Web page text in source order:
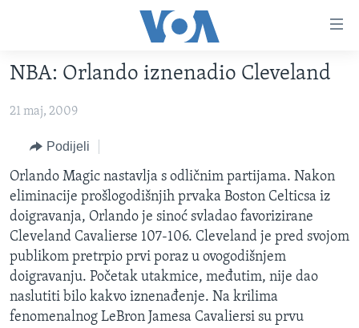
glavni
Pređi
navigaciju
Idi
na
pretragu
VIDEO
FOTOGRAFIJE DANA
VIJESTI
SJEDINJENE AMERIČKE DRŽAVE
BOSNA I HERCEGOVINA
SVIJET
NAUKA I TEHNOLOGIJA
SPECIJALNI PROJEKTI
KORUPCIJA
SLOBODA MEDIJA
ŽENSKA STRANA
NBA: Orlando iznenadio Cleveland
21 maj, 2009
Podijeli
Orlando Magic nastavlja s odličnim partijama. Nakon
eliminacije prošlogodišnjih prvaka Boston Celticsa iz
doigravanja, Orlando je sinoć svladao favorizirane
Cleveland Cavalierse 107-106. Cleveland je pred svojom
publikom pretrpio prvi poraz u ovogodišnjem
doigravanju. Početak utakmice, međutim, nije dao
naslutiti bilo kakvo iznenađenje. Na krilima
fenomenalnog LeBron Jamesa Cavaliersi su prvu